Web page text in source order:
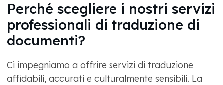
Perché scegliere i nostri servizi
professionali di traduzione di
documenti?
Ci impegniamo a offrire servizi di traduzione
affidabili, accurati e culturalmente sensibili. La